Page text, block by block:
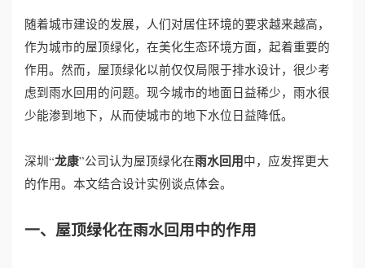
工
程
随着城市建设的发展，人们对居住环境的要求越来越高，
作为城市的屋顶绿化，在美化生态环境方面，起着重要的
作用。然而，屋顶绿化以前仅仅局限于排水设计，很少考
虑到雨水回用的问题。现今城市的地面日益稀少，雨水很
少能渗到地下，从而使城市的地下水位日益降低。
深圳“龙康”公司认为屋顶绿化在雨水回用中，应发挥更大
的作用。本文结合设计实例谈点体会。
一、屋顶绿化在雨水回用中的作用